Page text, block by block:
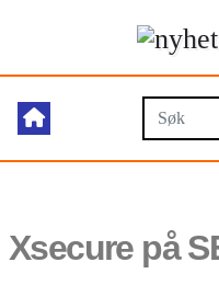
Xsecure på